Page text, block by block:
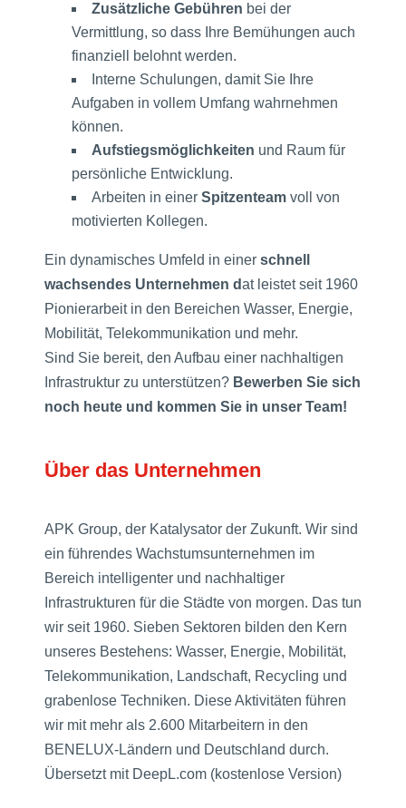
Zusätzliche Gebühren bei der
Vermittlung, so dass Ihre Bemühungen auch
finanziell belohnt werden.
Interne Schulungen, damit Sie Ihre
Aufgaben in vollem Umfang wahrnehmen
können.
Aufstiegsmöglichkeiten und Raum für
persönliche Entwicklung.
Arbeiten in einer Spitzenteamvoll von
motivierten Kollegen.
Ein dynamisches Umfeld in einerschnell
wachsendes Unternehmen dat leistet seit 1960
Pionierarbeit in den Bereichen Wasser, Energie,
Mobilität, Telekommunikation und mehr.
Sind Sie bereit, den Aufbau einer nachhaltigen
Infrastruktur zu unterstützen?Bewerben Sie sich
noch heute und kommen Sie in unser Team!
Über das Unternehmen
APK Group, der Katalysator der Zukunft. Wir sind
ein führendes Wachstumsunternehmen im
Bereich intelligenter und nachhaltiger
Infrastrukturen für die Städte von morgen. Das tun
wir seit 1960. Sieben Sektoren bilden den Kern
unseres Bestehens: Wasser, Energie, Mobilität,
Telekommunikation, Landschaft, Recycling und
grabenlose Techniken. Diese Aktivitäten führen
wir mit mehr als 2.600 Mitarbeitern in den
BENELUX-Ländern und Deutschland durch.
Übersetzt mit DeepL.com (kostenlose Version)